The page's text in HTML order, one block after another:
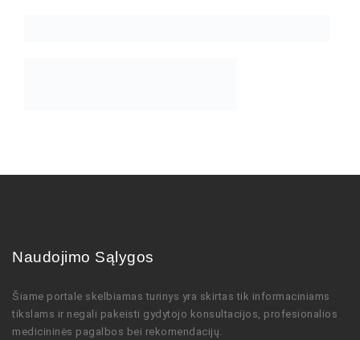
Naudojimo Sąlygos
Šiame portale skelbiamas turinys yra skirtas tik informaciniams
tikslams ir negali pakeisti gydytojo konsultacijos, profesionalios
medicininės pagalbos bei rekomendacijų